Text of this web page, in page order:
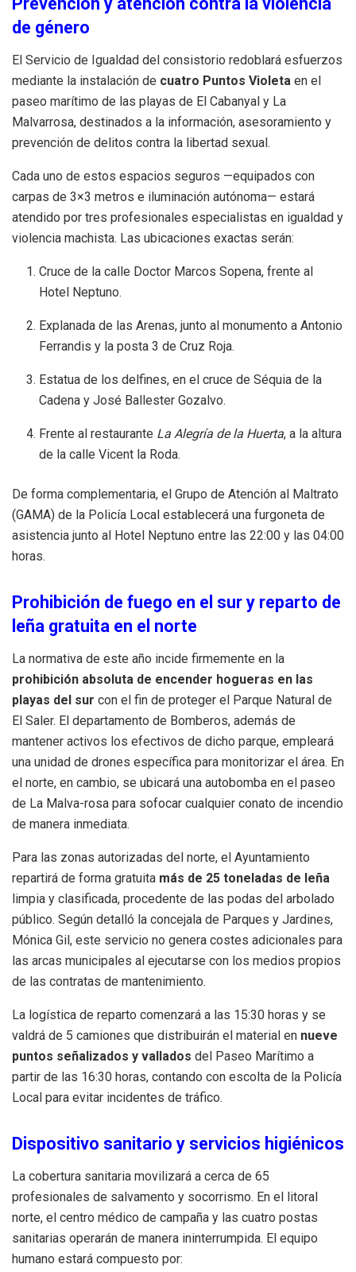
de género
El Servicio de Igualdad del consistorio redoblará esfuerzos
mediante la instalación de cuatro Puntos Violeta en el
paseo marítimo de las playas de El Cabanyal y La
Malvarrosa, destinados a la información, asesoramiento y
prevención de delitos contra la libertad sexual.
Cada uno de estos espacios seguros —equipados con
carpas de 3×3 metros e iluminación autónoma— estará
atendido por tres profesionales especialistas en igualdad y
violencia machista. Las ubicaciones exactas serán:
Cruce de la calle Doctor Marcos Sopena, frente al
Hotel Neptuno.
Explanada de las Arenas, junto al monumento a Antonio
Ferrandis y la posta 3 de Cruz Roja.
Estatua de los delfines, en el cruce de Séquia de la
Cadena y José Ballester Gozalvo.
Frente al restaurante La Alegría de la Huerta, a la altura
de la calle Vicent la Roda.
De forma complementaria, el Grupo de Atención al Maltrato
(GAMA) de la Policía Local establecerá una furgoneta de
asistencia junto al Hotel Neptuno entre las 22:00 y las 04:00
horas.
Prohibición de fuego en el sur y reparto de
leña gratuita en el norte
La normativa de este año incide firmemente en la
prohibición absoluta de encender hogueras en las
playas del sur con el fin de proteger el Parque Natural de
El Saler. El departamento de Bomberos, además de
mantener activos los efectivos de dicho parque, empleará
una unidad de drones específica para monitorizar el área. En
el norte, en cambio, se ubicará una autobomba en el paseo
de La Malva-rosa para sofocar cualquier conato de incendio
de manera inmediata.
Para las zonas autorizadas del norte, el Ayuntamiento
repartirá de forma gratuita más de 25 toneladas de leña
limpia y clasificada, procedente de las podas del arbolado
público. Según detalló la concejala de Parques y Jardines,
Mónica Gil, este servicio no genera costes adicionales para
las arcas municipales al ejecutarse con los medios propios
de las contratas de mantenimiento.
La logística de reparto comenzará a las 15:30 horas y se
valdrá de 5 camiones que distribuirán el material en nueve
puntos señalizados y vallados del Paseo Marítimo a
partir de las 16:30 horas, contando con escolta de la Policía
Local para evitar incidentes de tráfico.
Dispositivo sanitario y servicios higiénicos
La cobertura sanitaria movilizará a cerca de 65
profesionales de salvamento y socorrismo. En el litoral
norte, el centro médico de campaña y las cuatro postas
sanitarias operarán de manera ininterrumpida. El equipo
humano estará compuesto por: